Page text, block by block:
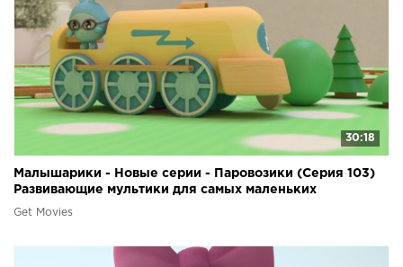
30:18
Малышарики - Новые серии - Паровозики (Серия 103)
Развивающие мультики для самых маленьких
Get Movies